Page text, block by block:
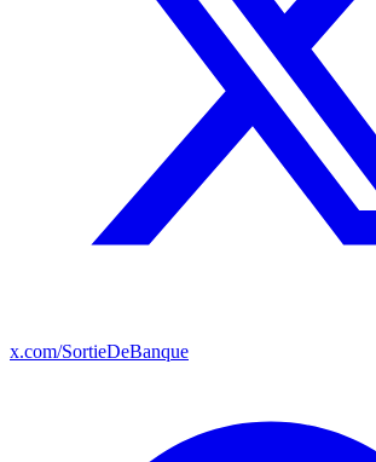
x.com/SortieDeBanque